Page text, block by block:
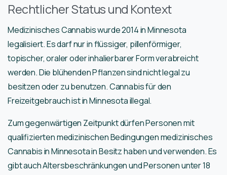
Rechtlicher Status und Kontext
Medizinisches Cannabis wurde 2014 in Minnesota
legalisiert. Es darf nur in flüssiger, pillenförmiger,
topischer, oraler oder inhalierbarer Form verabreicht
werden. Die blühenden Pflanzen sind nicht legal zu
besitzen oder zu benutzen. Cannabis für den
Freizeitgebrauch ist in Minnesota illegal.
Zum gegenwärtigen Zeitpunkt dürfen Personen mit
qualifizierten medizinischen Bedingungen medizinisches
Cannabis in Minnesota in Besitz haben und verwenden. Es
gibt auch Altersbeschränkungen und Personen unter 18